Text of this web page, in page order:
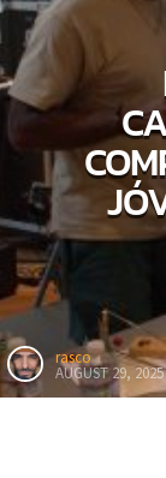
rasco
AUGUST 29, 2025